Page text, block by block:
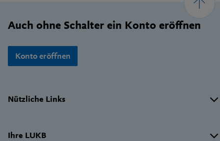
Auch ohne Schalter ein Konto eröffnen
Konto eröffnen
Nützliche Links
Ihre LUKB